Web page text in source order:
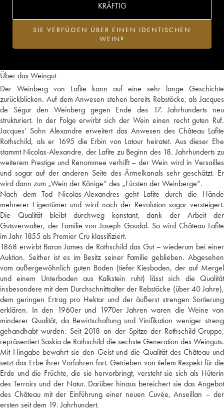
Über das Weingut
Der Weinberg von Lafite kann auf eine sehr lange Geschichte
zurückblicken. Auf dem Anwesen stehen bereits Rebstöcke, als Jacques
de Ségur den Weinberg gegen Ende des 17. Jahrhunderts neu
strukturiert. In der Folge erwirbt sich der Wein einen recht guten Ruf.
Jacques‘ Sohn Alexandre erweitert das Anwesen des Château Lafite
Rothschild, als er 1695 die Erbin von Latour heiratet. Aus dieser Ehe
stammt Nicolas-Alexandre, der Lafite zu Beginn des 18. Jahrhunderts zu
weiterem Prestige und Renommee verhilft – der Wein wird in Versailles
und sogar auf der anderen Seite des Ärmelkanals sehr geschätzt. Er
wird dann zum „Wein der Könige“ des „Fürsten der Weinberge“.
Nach dem Tod Nicolas-Alexandres geht Lafite durch die Hände
mehrerer Eigentümer und wird nach der Revolution sogar versteigert.
Die Qualität bleibt durchweg konstant, dank der Arbeit der
Gutsverwalter, der Familie von Joseph Goudal. So wird Château Lafite
im Jahr 1855 als Premier Cru klassifiziert.
1868 erwirbt Baron James de Rothschild das Gut – wiederum bei einer
Auktion. Seither ist es im Besitz seiner Familie geblieben. Abgesehen
vom außergewöhnlich guten Boden (tiefer Kiesboden, der auf Mergel
und einem Unterboden aus Kalkstein ruht) lässt sich die Qualität
insbesondere mit dem Durchschnittsalter der Rebstöcke (über 40 Jahre),
dem geringen Ertrag pro Hektar und der äußerst strengen Sortierung
erklären. In den 1960er und 1970er Jahren waren die Weine von
minderer Qualität, da Bewirtschaftung und Vinifikation weniger streng
gehandhabt wurden. Seit 2018 an der Spitze der Rothschild-Gruppe,
repräsentiert Saskia de Rothschild die sechste Generation des Weinguts.
Mit Hingabe bewahrt sie den Geist und die Qualität des Château und
setzt das Erbe ihrer Vorfahren fort. Getrieben von tiefem Respekt für die
Erde und die Früchte, die sie hervorbringt, versteht sie sich als Hüterin
des Terroirs und der Natur. Darüber hinaus bereichert sie das Angebot
des Château mit der Einführung einer neuen Cuvée, Anseillan – der
ersten seit dem 19. Jahrhundert.
KRÄFTIG
SIE VERFÜGEN ÜBER EINEN IDENTISCHEN
WEIN?